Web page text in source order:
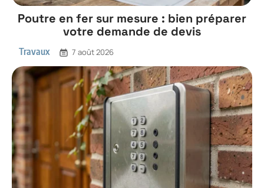
Poutre en fer sur mesure : bien préparer
votre demande de devis
Travaux 7 août 2026